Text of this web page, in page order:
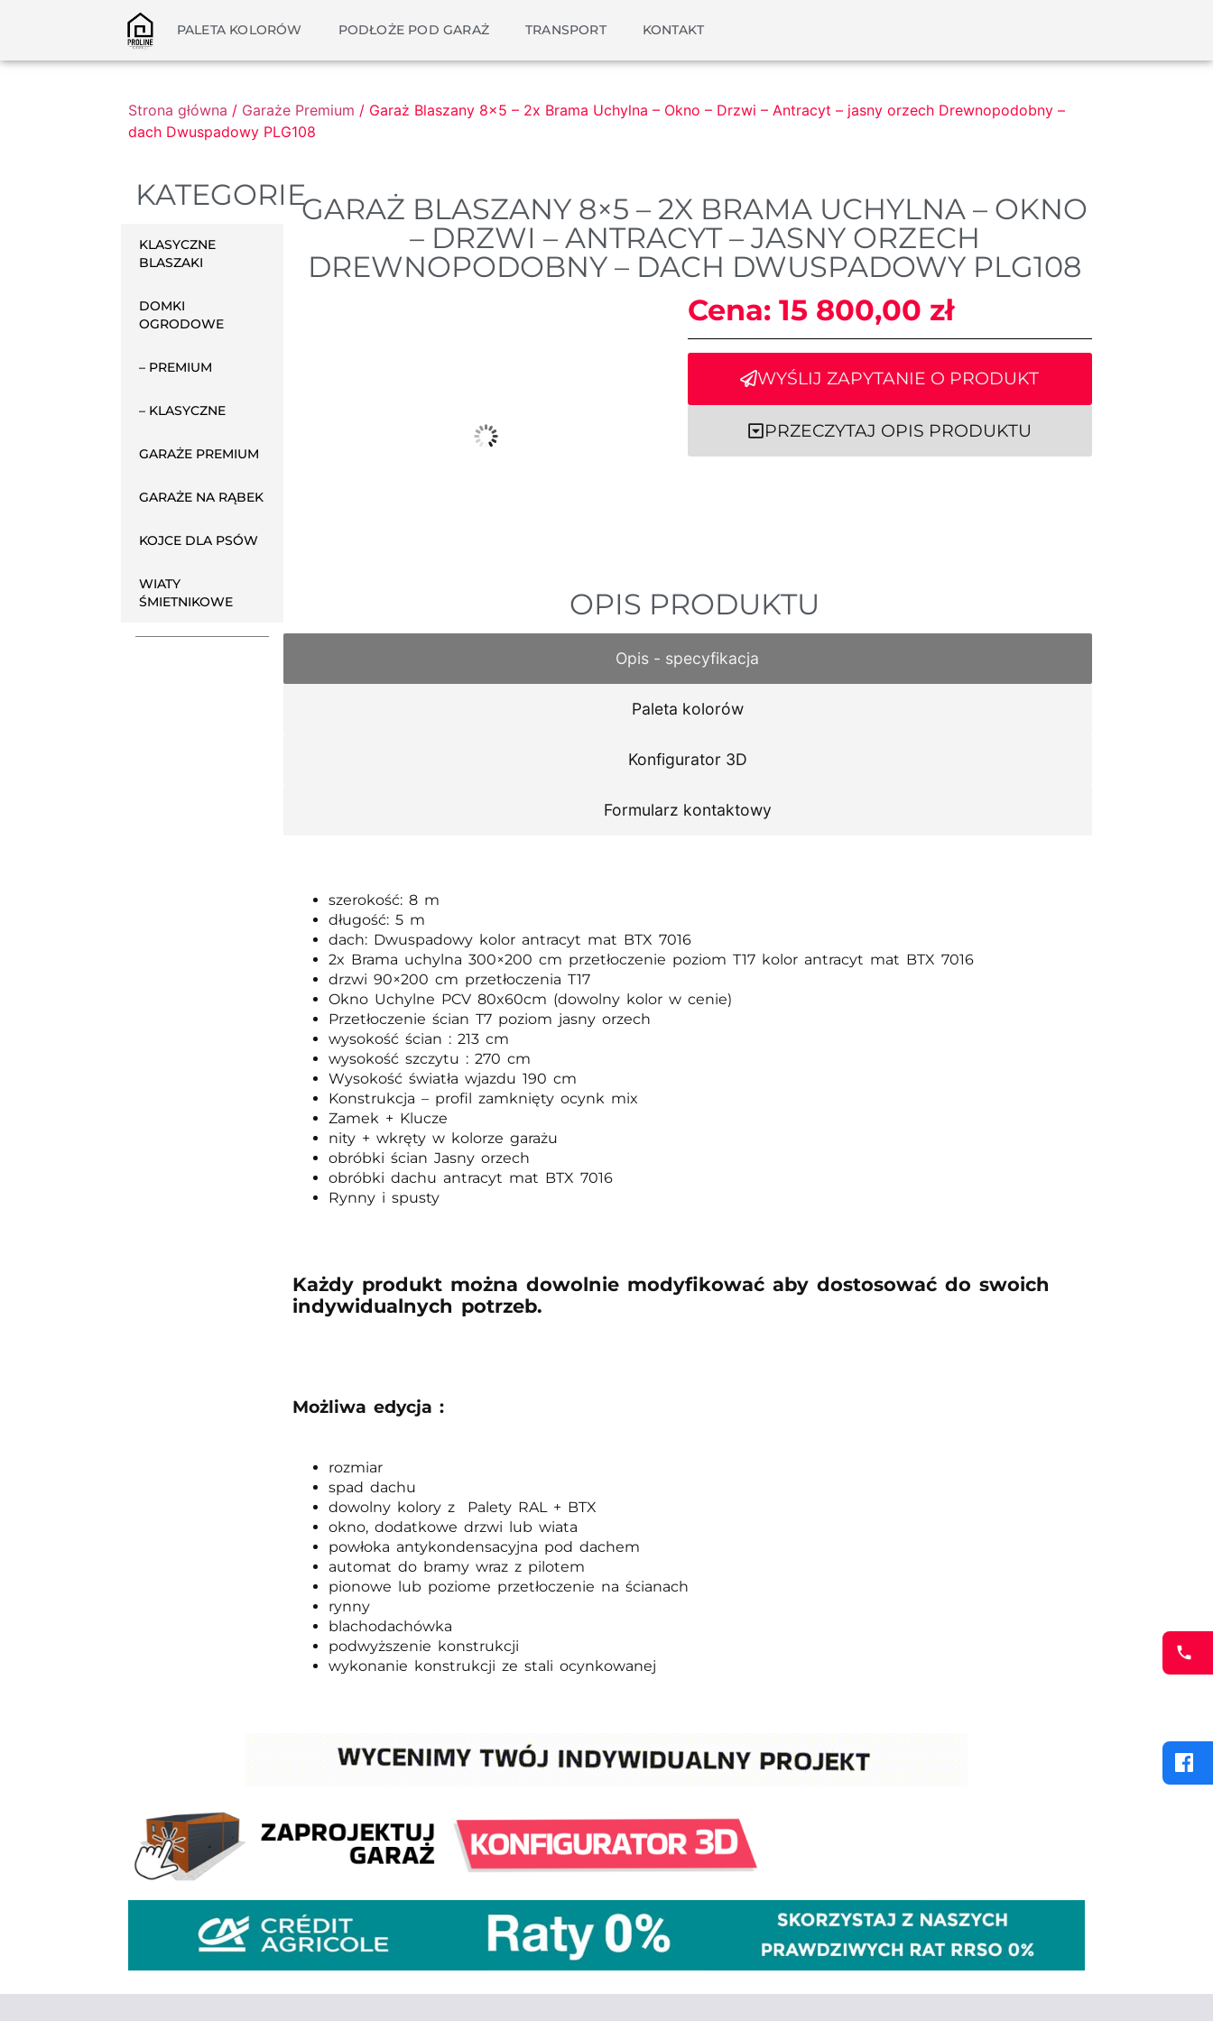
PALETA KOLORÓW PODŁOŻE POD GARAŻ TRANSPORT KONTAKT
Strona główna / Garaże Premium / Garaż Blaszany 8×5 – 2x Brama Uchylna – Okno – Drzwi – Antracyt – jasny orzech Drewnopodobny –
dach Dwuspadowy PLG108
KATEGORIE
KLASYCZNE
BLASZAKI
DOMKI
OGRODOWE
– PREMIUM
– KLASYCZNE
GARAŻE PREMIUM
GARAŻE NA RĄBEK
KOJCE DLA PSÓW
WIATY
ŚMIETNIKOWE
GARAŻ BLASZANY 8×5 – 2X BRAMA UCHYLNA – OKNO
– DRZWI – ANTRACYT – JASNY ORZECH
DREWNOPODOBNY – DACH DWUSPADOWY PLG108
Cena: 15 800,00 zł
WYŚLIJ ZAPYTANIE O PRODUKT
PRZECZYTAJ OPIS PRODUKTU
OPIS PRODUKTU
Opis - specyfikacja
Paleta kolorów
Konfigurator 3D
Formularz kontaktowy
szerokość: 8 m
długość: 5 m
dach: Dwuspadowy kolor antracyt mat BTX 7016
2x Brama uchylna 300×200 cm przetłoczenie poziom T17 kolor antracyt mat BTX 7016
drzwi 90×200 cm przetłoczenia T17
Okno Uchylne PCV 80x60cm (dowolny kolor w cenie)
Przetłoczenie ścian T7 poziom jasny orzech
wysokość ścian : 213 cm
wysokość szczytu : 270 cm
Wysokość światła wjazdu 190 cm
Konstrukcja – profil zamknięty ocynk mix
Zamek + Klucze
nity + wkręty w kolorze garażu
obróbki ścian Jasny orzech
obróbki dachu antracyt mat BTX 7016
Rynny i spusty
Każdy produkt można dowolnie modyfikować aby dostosować do swoich
indywidualnych potrzeb.
Możliwa edycja :
rozmiar
spad dachu
dowolny kolory z Palety RAL + BTX
okno, dodatkowe drzwi lub wiata
powłoka antykondensacyjna pod dachem
automat do bramy wraz z pilotem
pionowe lub poziome przetłoczenie na ścianach
rynny
blachodachówka
podwyższenie konstrukcji
wykonanie konstrukcji ze stali ocynkowanej